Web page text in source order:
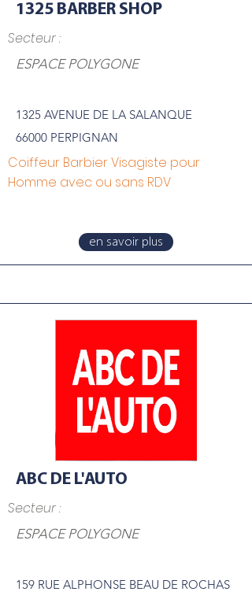
1325 BARBER SHOP
Secteur :
ESPACE POLYGONE
1325 AVENUE DE LA SALANQUE
66000 PERPIGNAN
Coiffeur Barbier Visagiste pour
Homme avec ou sans RDV
en savoir plus
ABC DE L'AUTO
Secteur :
ESPACE POLYGONE
159 RUE ALPHONSE BEAU DE ROCHAS